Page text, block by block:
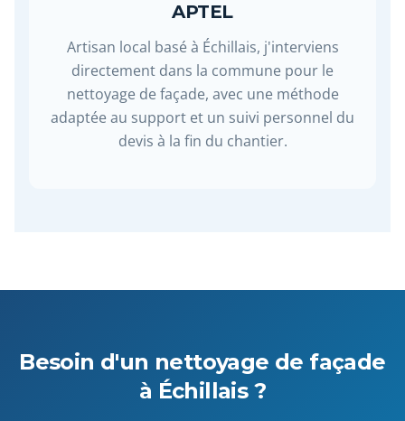
APTEL
Artisan local basé à Échillais, j'interviens
directement dans la commune pour le
nettoyage de façade, avec une méthode
adaptée au support et un suivi personnel du
devis à la fin du chantier.
Besoin d'un nettoyage de façade
à Échillais ?